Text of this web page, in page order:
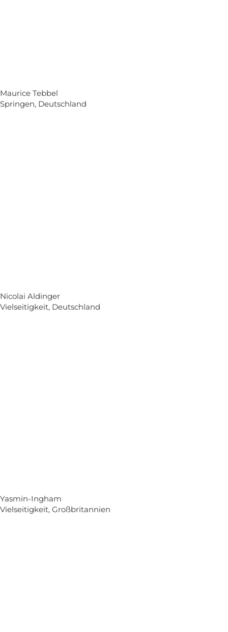
Maurice Tebbel
Springen, Deutschland
Nicolai Aldinger
Vielseitigkeit, Deutschland
Yasmin-Ingham
Vielseitigkeit, Großbritannien